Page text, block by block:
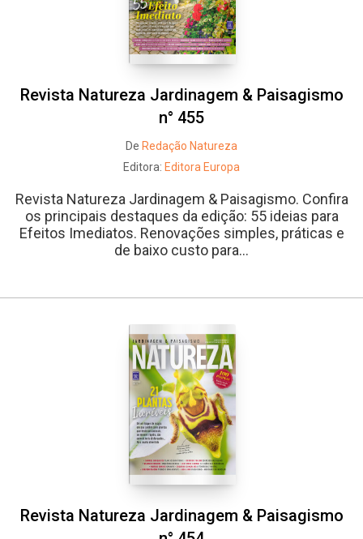
Revista Natureza Jardinagem & Paisagismo
n° 455
De Redação Natureza
Editora: Editora Europa
Revista Natureza Jardinagem & Paisagismo. Confira
os principais destaques da edição: 55 ideias para
Efeitos Imediatos. Renovações simples, práticas e
de baixo custo para...
Revista Natureza Jardinagem & Paisagismo